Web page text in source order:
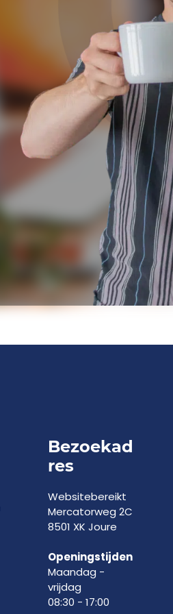
Bezoekad
res
Websitebereikt
Mercatorweg 2C
8501 XK Joure
Openingstijden
Maandag -
vrijdag
08:30 - 17:00